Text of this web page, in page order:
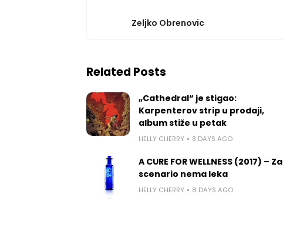
Zeljko Obrenovic
Related Posts
„Cathedral“ je stigao:
Karpenterov strip u prodaji,
album stiže u petak
HELLY CHERRY 3 DAYS AGO
A CURE FOR WELLNESS (2017) – Za
scenario nema leka
HELLY CHERRY 8 DAYS AGO